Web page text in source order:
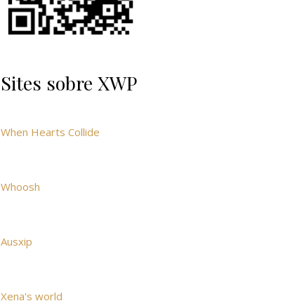
Sites sobre XWP
When Hearts Collide
Whoosh
Ausxip
Xena's world